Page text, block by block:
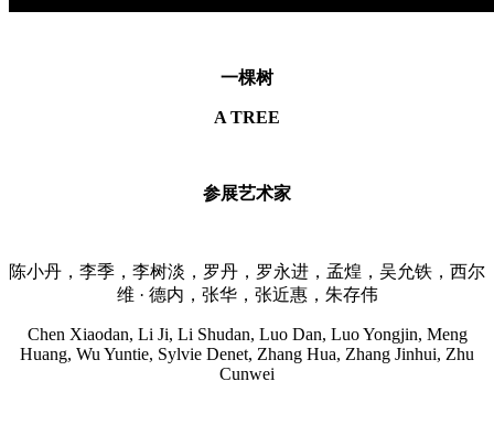
一棵树
A TREE
参展艺术家
陈小丹，李季，李树淡，罗丹，罗永进，孟煌，吴允铁，西尔
维 · 德内，张华，张近惠，朱存伟
Chen Xiaodan, Li Ji, Li Shudan, Luo Dan, Luo Yongjin, Meng
Huang, Wu Yuntie, Sylvie Denet, Zhang Hua, Zhang Jinhui, Zhu
Cunwei